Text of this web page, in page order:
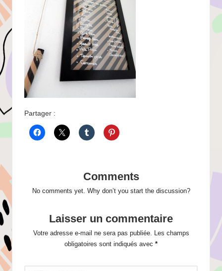
Partager :
Comments
No comments yet. Why don’t you start the discussion?
Laisser un commentaire
Votre adresse e-mail ne sera pas publiée.
Les champs
obligatoires sont indiqués avec *